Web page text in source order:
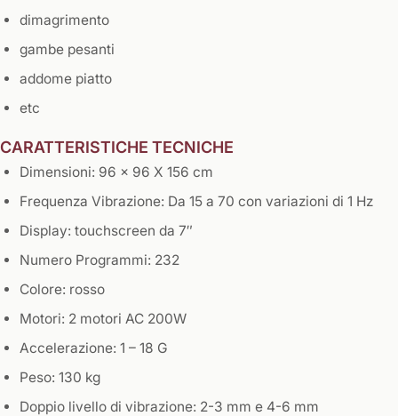
dimagrimento
gambe pesanti
addome piatto
etc
CARATTERISTICHE TECNICHE
Dimensioni: 96 x 96 X 156 cm
Frequenza Vibrazione: Da 15 a 70 con variazioni di 1 Hz
Display: touchscreen da 7″
Numero Programmi: 232
Colore: rosso
Motori: 2 motori AC 200W
Accelerazione: 1 – 18 G
Peso: 130 kg
Doppio livello di vibrazione: 2-3 mm e 4-6 mm